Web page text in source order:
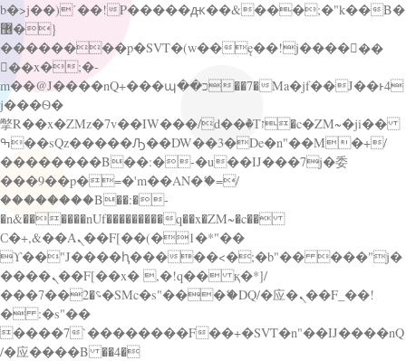
b�>j��)΄��!P�����ԫ��&���;�"k��B�
޶�}
��������p�SVT�(w��ę��!j������
��x�;�-
m��@J����nQ+���պ��כ��7�Ma�jf��J��ͱ4
j���Ѳ�
撆R��x�ZMz�7v��IW���/d��ٞ�Тז�c�ZM~�ji��
ߒ��sQz�����Ԡ��DW��3�De�n"��M�+/
��������B��:�-�u��IJ���7j�委
���9��p�=�'m��AN�ޭ�=/
��������B��:�-
�n&������nUf���������q��x�ZM~�c��
Ϲ�+,&��Ὰܢ��F[��(�1�*"��
ϒ��"J����ԧ�����<�;�b"�� ���"j�
����ܢ��F[��x� ,�!q�� қ�*]/
���؝�2��7�SMc�s"���ޭ�DQ/�应�ܢ��F_��!
� :�s"��
����7`��������F��+�SVT�n"��IJ����nQ
/�应����B ��4�